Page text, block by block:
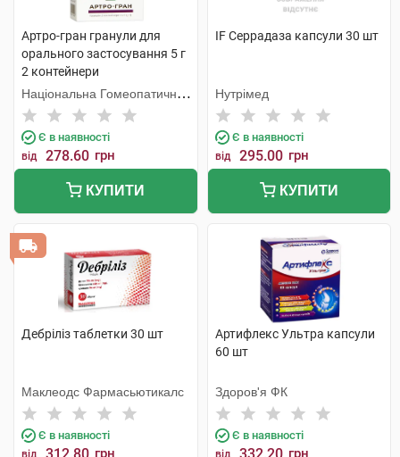
Артро-гран гранули для
орального застосування 5 г
2 контейнери
Національна Гомеопатична
Спілка
Є в наявності
від 278.60 грн
КУПИТИ
IF Серрадаза капсули 30 шт
Нутрімед
Є в наявності
від 295.00 грн
КУПИТИ
Дебріліз таблетки 30 шт
Маклеодс Фармасьютикалс
Є в наявності
від грн
Артифлекс Ультра капсули
60 шт
Здоров'я ФК
Є в наявності
від грн